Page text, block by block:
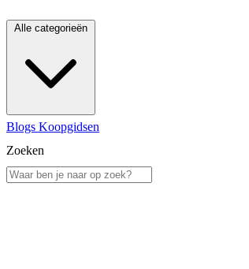
Alle categorieën
Blogs Koopgidsen
Zoeken